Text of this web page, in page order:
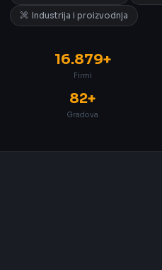
Industrija i proizvodnja
16.879+
Firmi
82+
Gradova